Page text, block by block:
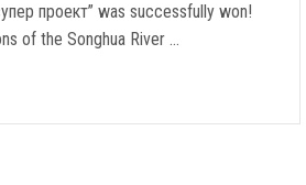
проект” was successfully won!
of the Songhua River …